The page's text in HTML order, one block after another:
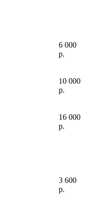
6 000
р.
10 000
р.
16 000
р.
3 600
р.